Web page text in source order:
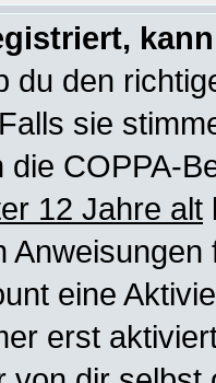
du den
sie
die COPPA-
12 Jahre alt
eine
erst